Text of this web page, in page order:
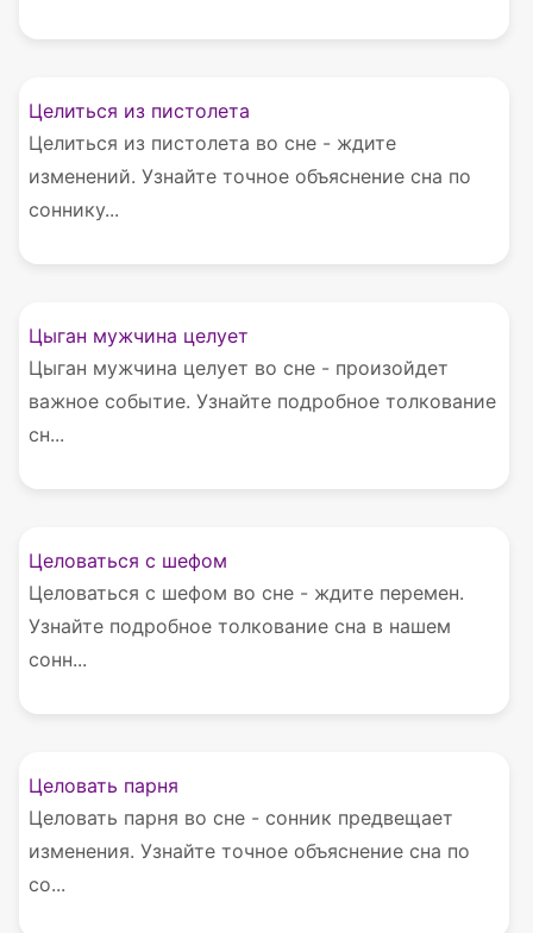
Целиться из пистолета
Целиться из пистолета во сне - ждите
изменений. Узнайте точное объяснение сна по
соннику...
Цыган мужчина целует
Цыган мужчина целует во сне - произойдет
важное событие. Узнайте подробное толкование
сн...
Целоваться с шефом
Целоваться с шефом во сне - ждите перемен.
Узнайте подробное толкование сна в нашем
сонн...
Целовать парня
Целовать парня во сне - сонник предвещает
изменения. Узнайте точное объяснение сна по
со...